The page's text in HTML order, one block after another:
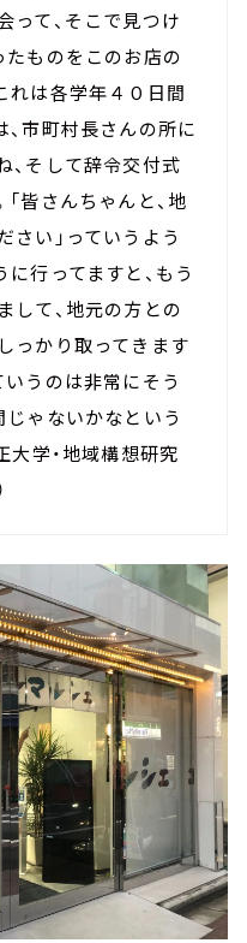
って、そこで見つけ
たものをこのお店の
れは各学年４０日間
市町村長さんの所に
、そして辞令交付式
皆さんちゃんと、地
い」っていうよう
行ってますと、もう
して、地元の方との
っかり取ってきます
いうのは非常にそう
じゃないかなという
大学・地域構想研究